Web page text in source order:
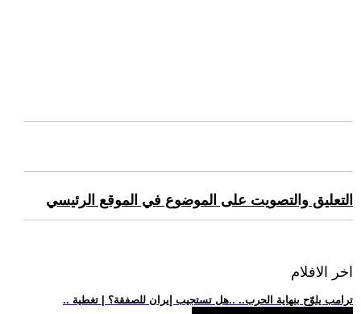
التعليق والتصويت على الموضوع في الموقع الرئيسي
اخر الافلام
.. ترامب يلوّح بنهاية الحرب.. ..هل تستجيب إيران للصفقة؟ | تغطية